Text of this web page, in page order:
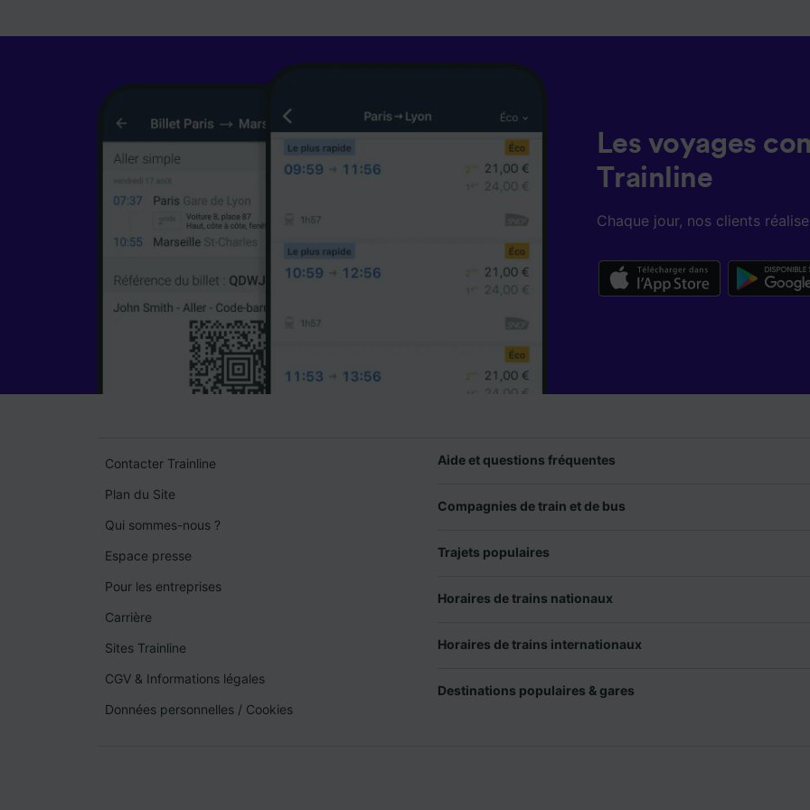
Les voyages
Trainline
Chaque jour, nos clients
Contacter Trainline
Plan du Site
Qui sommes-nous ?
Espace presse
Pour les entreprises
Carrière
Sites Trainline
CGV & Informations légales
Données personnelles / Cookies
Aide et questions fréquentes
Compagnies de train et de bus
Trajets populaires
Horaires de trains nationaux
Horaires de trains internationaux
Destinations populaires & gares
des informations sur un appareil. Publicités et contenu
mesure de performance des publicités et du contenu, études
Liste de nos partenaires (fournisseurs)